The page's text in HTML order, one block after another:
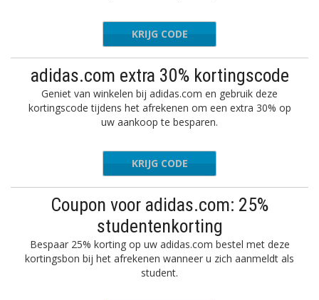
JANUARY
KRIJG CODE
adidas.com extra 30% kortingscode
Geniet van winkelen bij adidas.com en gebruik deze
kortingscode tijdens het afrekenen om een extra 30% op
uw aankoop te besparen.
NEAKERS
KRIJG CODE
Coupon voor adidas.com: 25%
studentenkorting
Bespaar 25% korting op uw adidas.com bestel met deze
kortingsbon bij het afrekenen wanneer u zich aanmeldt als
student.